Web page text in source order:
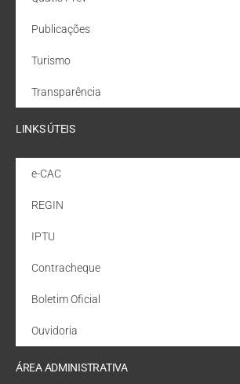
Publicações
Turismo
Transparência
LINKS ÚTEIS
e-CAC
REGIN
IPTU
Contracheque
Boletim Oficial
Ouvidoria
ÁREA ADMINISTRATIVA